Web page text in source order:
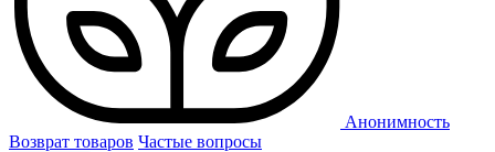
Анонимность
Возврат товаров Частые вопросы